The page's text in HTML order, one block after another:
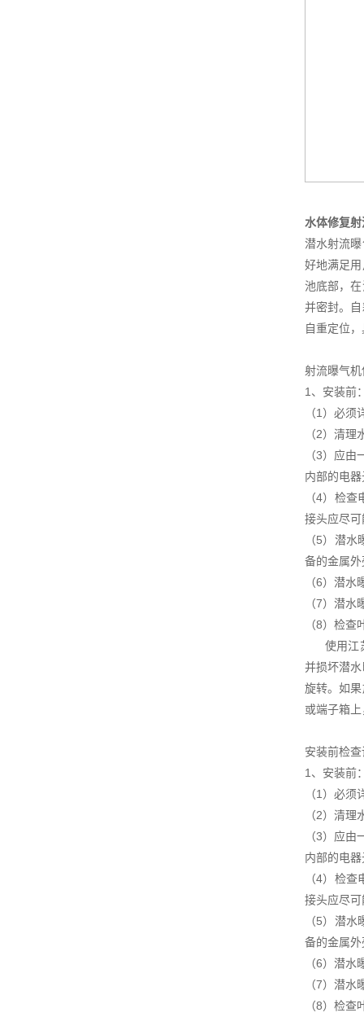
水体修复
潜水射流
好地满足
池底部，
并密封。
自重定位
射流曝气
1、安装前
（1）必
（2）清
（3）应
内部的电
（4）检
接头应尽
（5）潜
备的金属
（6）潜
（7）潜
（8）检查
使用江苏
并损坏潜
旋转。如
或端子箱
安装前检
1、安装前
（1）必
（2）清
（3）应
内部的电
（4）检
接头应尽
（5）潜
备的金属
（6）潜
（7）潜
（8）检查